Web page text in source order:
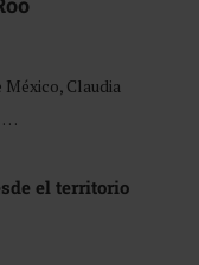
Claudia
…
el territorio